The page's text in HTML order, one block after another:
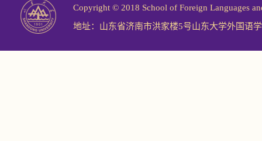
Copyright © 2018 School of Foreign Languages
地址：山东省济南市洪家楼5号山东大学外国语